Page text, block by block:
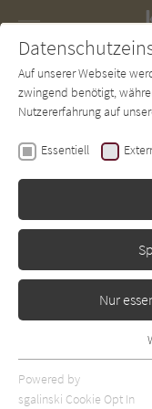
SUCHE
Julia Stix , Eva Fischer
24
Hölker
Auf unserer Webseite
zwingend benötigt,
Nutzererfahrung auf
Essentiell
Nur
Essentielle Cookies
Webseite benötigt.
Powered by
sgalinski Cookie Opt In